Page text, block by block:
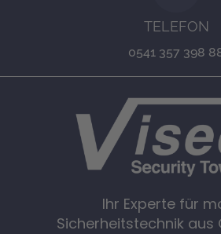
TELEFON
0541 357 398
Ihr Experte für
Sicherheitstechnik aus